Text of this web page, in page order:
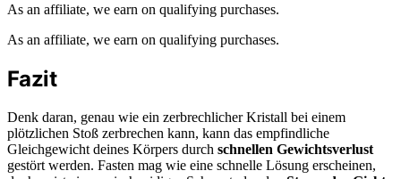
As an affiliate, we earn on qualifying purchases.
As an affiliate, we earn on qualifying purchases.
Fazit
Denk daran, genau wie ein zerbrechlicher Kristall bei einem
plötzlichen Stoß zerbrechen kann, kann das empfindliche
Gleichgewicht deines Körpers durch schnellen Gewichtsverlust
gestört werden. Fasten mag wie eine schnelle Lösung erscheinen,